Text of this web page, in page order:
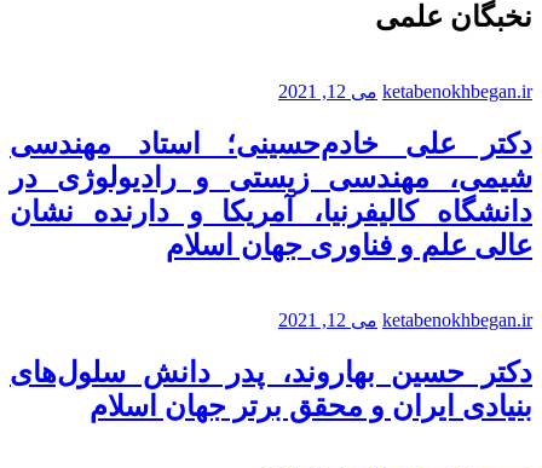
نخبگان علمی
ketabenokhbegan.ir می 12, 2021
دکتر علی خادم‌حسینی؛ استاد مهندسی
شیمی، مهندسی زیستی و رادیولوژی در
دانشگاه کالیفرنیا، آمریکا و دارنده نشان
عالی علم و فناوری جهان اسلام
ketabenokhbegan.ir می 12, 2021
دکتر حسین بهاروند، پدر دانش سلول‌های
بنیادی ایران و محقق برتر جهان اسلام